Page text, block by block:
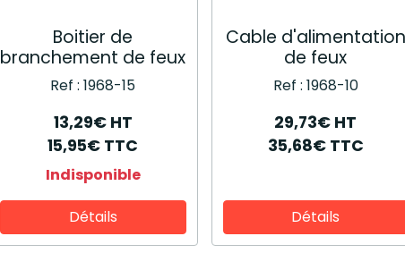
Boitier de
branchement de feux
Ref : 1968-15
13,29€ HT
15,95€ TTC
Indisponible
Détails
Cable d'alimentation
de feux
Ref : 1968-10
29,73€ HT
35,68€ TTC
Détails